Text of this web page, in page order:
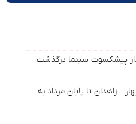
پیشکسوت سینما درگذشت
ــ زاهدان تا پایان مرداد به